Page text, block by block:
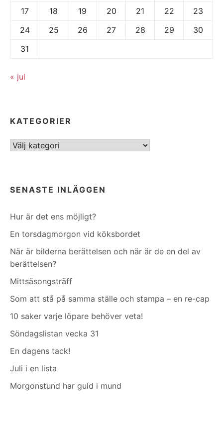
17
18 19 20 21 22
23
24
25 26 27 28 29
30
31
« jul
KATEGORIER
Kategorier
SENASTE INLÄGGEN
Hur är det ens möjligt?
En torsdagmorgon vid köksbordet
När är bilderna berättelsen och när är de en del av
berättelsen?
Mittsäsongsträff
Som att stå på samma ställe och stampa – en re-cap
10 saker varje löpare behöver veta!
Söndagslistan vecka 31
En dagens tack!
Juli i en lista
Morgonstund har guld i mund